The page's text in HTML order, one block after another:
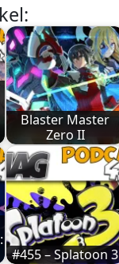
Blaster Master
Zero II
#455 – Splatoon 3